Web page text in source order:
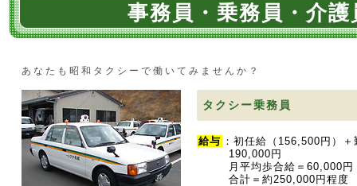
事務員・乗務員・介護
あなたも昭和タクシーで働いてみませんか？
タクシー乗務員
給与 ：初任給（156,500円）
190,000円
月平均歩合給＝60,000
合計＝約250,000円程度